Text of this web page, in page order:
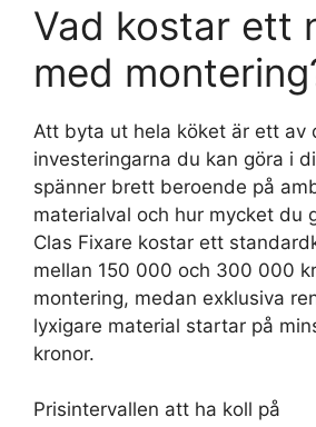
Vad kostar ett
med
Att byta ut hela köket är ett av
investeringarna du kan göra i
spänner brett beroende på
materialval och hur mycket du
Clas Fixare kostar ett
mellan 150 000 och 300 000
montering, medan exklusiva
lyxigare material startar på
kronor.
Prisintervallen att ha koll på